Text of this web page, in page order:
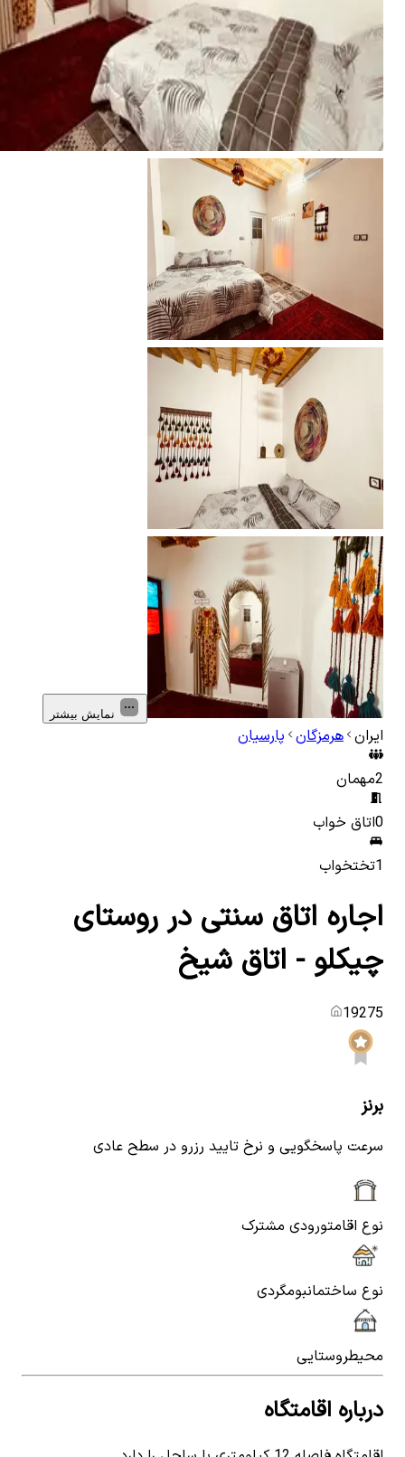
نمایش بیشتر
ایران هرمزگان پارسیان
2مهمان
0اتاق خواب
1تختخواب
اجاره اتاق سنتی در روستای
چیکلو - اتاق شیخ
19275
برنز
سرعت پاسخگویی و نرخ تایید رزرو در سطح عادی
نوع اقامتورودی مشترک
نوع ساختمانبومگردی
محیطروستایی
درباره اقامتگاه